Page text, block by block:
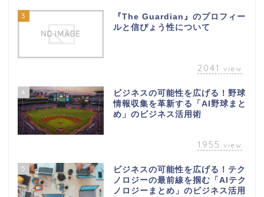
3
『The Guardian』のプロフィー
ルと信ぴょう性について
2041 view
4
ビジネスの可能性を広げる！野球
情報収集を革新する「AI野球まと
め」のビジネス活用術
1955 view
5
ビジネスの可能性を広げる！テク
ノロジーの最前線を掴む「AIテク
ノロジーまとめ」のビジネス活用